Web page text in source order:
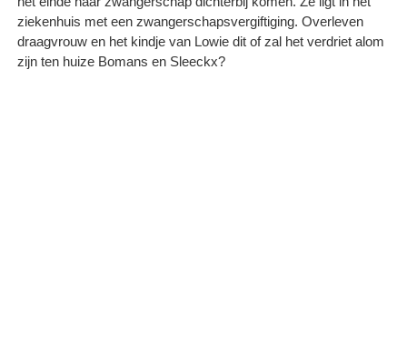
ziekenhuis met een zwangerschapsvergiftiging. Overleven
draagvrouw en het kindje van Lowie dit of zal het verdriet alom
zijn ten huize Bomans en Sleeckx?